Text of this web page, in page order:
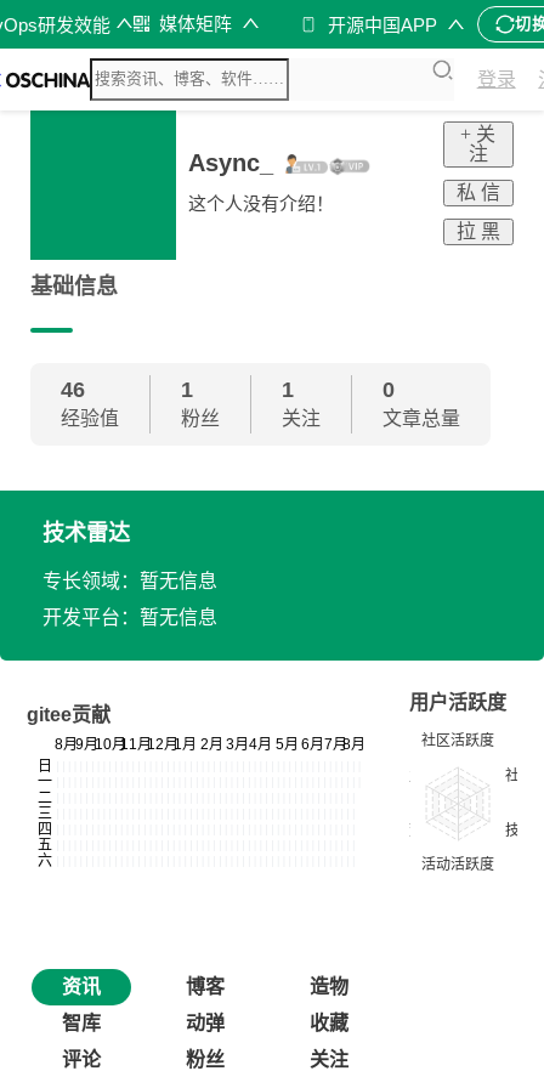
研发效能 媒体矩阵 开源中国APP 切
登录
Async_
这个人没有介绍！
+ 关
注
私 信
拉 黑
基础信息
46
经验值
1
粉丝
1
关注
0
文章总量
技术雷达
专长领域：暂无信息
开发平台：暂无信息
gitee贡献
用户活跃度
资讯 博客
造物
智库
动弹
收藏
评论
粉丝 关注